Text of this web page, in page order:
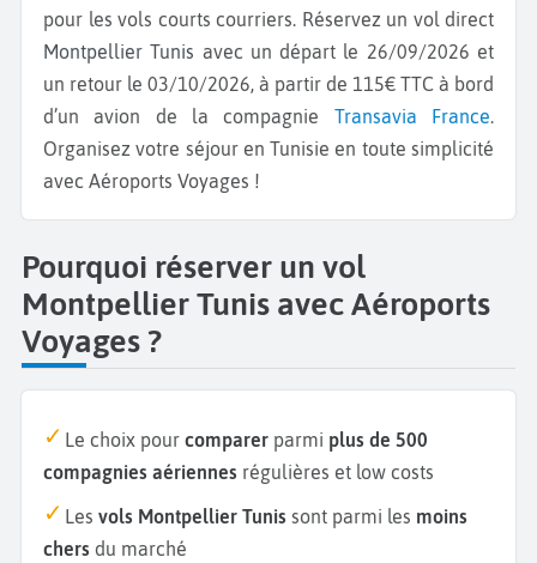
pour les vols courts courriers. Réservez un vol direct
Montpellier Tunis avec un départ le 26/09/2026 et
un retour le 03/10/2026, à partir de 115€ TTC à bord
d’un avion de la compagnie Transavia France.
Organisez votre séjour en Tunisie en toute simplicité
avec Aéroports Voyages !
Pourquoi réserver un vol
Montpellier Tunis avec Aéroports
Voyages ?
Le choix pour comparer parmi plus de 500
compagnies aériennes régulières et low costs
Les vols Montpellier Tunis sont parmi les moins
chers du marché